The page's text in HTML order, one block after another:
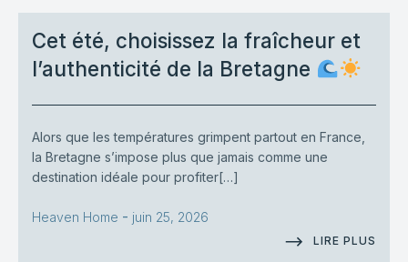
Cet été, choisissez la fraîcheur et
l’authenticité de la Bretagne
Alors que les températures grimpent partout en France,
la Bretagne s’impose plus que jamais comme une
destination idéale pour profiter[…]
Heaven Home - juin 25, 2026
LIRE PLUS